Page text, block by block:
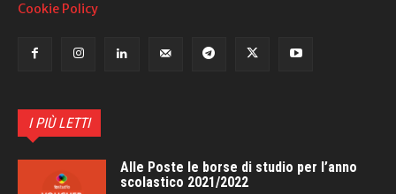
Cookie Policy
I PIÙ LETTI
Alle Poste le borse di studio per l’anno
scolastico 2021/2022